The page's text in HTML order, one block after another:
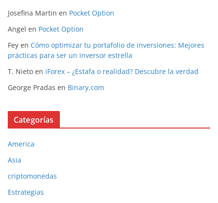
Josefina Martin en Pocket Option
Angel en Pocket Option
Fey en Cómo optimizar tu portafolio de inversiones: Mejores
prácticas para ser un inversor estrella
T. Nieto en iForex – ¿Estafa o realidad? Descubre la verdad
George Pradas en Binary.com
Categorías
America
Asia
criptomonedas
Estrategias